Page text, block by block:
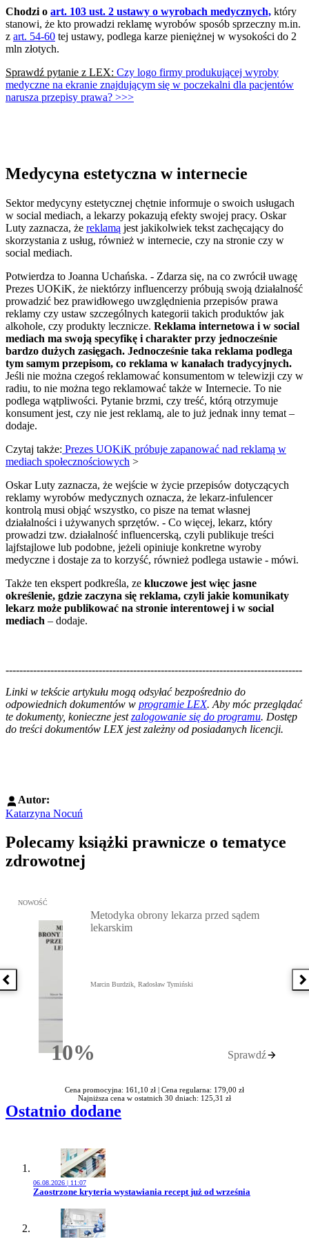
Chodzi o art. 103 ust. 2 ustawy o wyrobach medycznych, który
stanowi, że kto prowadzi reklamę wyrobów sposób sprzeczny m.in.
z art. 54-60 tej ustawy, podlega karze pieniężnej w wysokości do 2
mln złotych.
Sprawdź pytanie z LEX: Czy logo firmy produkującej wyroby
medyczne na ekranie znajdującym się w poczekalni dla pacjentów
narusza przepisy prawa? >>>
Medycyna estetyczna w internecie
Sektor medycyny estetycznej chętnie informuje o swoich usługach
w social mediach, a lekarzy pokazują efekty swojej pracy. Oskar
Luty zaznacza, że reklamą jest jakikolwiek tekst zachęcający do
skorzystania z usług, również w internecie, czy na stronie czy w
social mediach.
Potwierdza to Joanna Uchańska. - Zdarza się, na co zwrócił uwagę
Prezes UOKiK, że niektórzy influencerzy próbują swoją działalność
prowadzić bez prawidłowego uwzględnienia przepisów prawa
reklamy czy ustaw szczególnych kategorii takich produktów jak
alkohole, czy produkty lecznicze. Reklama internetowa i w social
mediach ma swoją specyfikę i charakter przy jednocześnie
bardzo dużych zasięgach. Jednocześnie taka reklama podlega
tym samym przepisom, co reklama w kanałach tradycyjnych.
Jeśli nie można czegoś reklamować konsumentom w telewizji czy w
radiu, to nie można tego reklamować także w Internecie. To nie
podlega wątpliwości. Pytanie brzmi, czy treść, którą otrzymuje
konsument jest, czy nie jest reklamą, ale to już jednak inny temat –
dodaje.
Czytaj także: Prezes UOKiK próbuje zapanować nad reklamą w
mediach społecznościowych >
Oskar Luty zaznacza, że wejście w życie przepisów dotyczących
reklamy wyrobów medycznych oznacza, że lekarz-infulencer
kontrolą musi objąć wszystko, co pisze na temat własnej
działalności i używanych sprzętów. - Co więcej, lekarz, który
prowadzi tzw. działalność influencerską, czyli publikuje treści
lajfstajlowe lub podobne, jeżeli opiniuje konkretne wyroby
medyczne i dostaje za to korzyść, również podlega ustawie - mówi.
Także ten ekspert podkreśla, ze kluczowe jest więc jasne
określenie, gdzie zaczyna się reklama, czyli jakie komunikaty
lekarz może publikować na stronie interentowej i w social
mediach – dodaje.
--------------------------------------------------------------------------------------
Linki w tekście artykułu mogą odsyłać bezpośrednio do
odpowiednich dokumentów w programie LEX. Aby móc przeglądać
te dokumenty, konieczne jestzalogowanie się do programu. Dostęp
do treści dokumentów LEX jest zależny od posiadanych licencji.
Autor:
Katarzyna Nocuń
Polecamy książki prawnicze o tematyce
zdrowotnej
Poprzednia książka
Przejdź do: Metodyka obrony lekarza przed sądem lekarskim,
NOWOŚĆ
10%Rabatu
Metodyka obrony lekarza przed sądem
lekarskim
Marcin Burdzik, Radosław Tymiński
Sprawdź
Cena promocyjna: 161,10 zł | Cena regularna: 179,00 zł
Najniższa cena w ostatnich 30 dniach: 125,31 zł
Ostatnio dodane
06.08.2026 | 11:07
Przejdź do artykułu:
Zaostrzone kryteria wystawiania recept już od września